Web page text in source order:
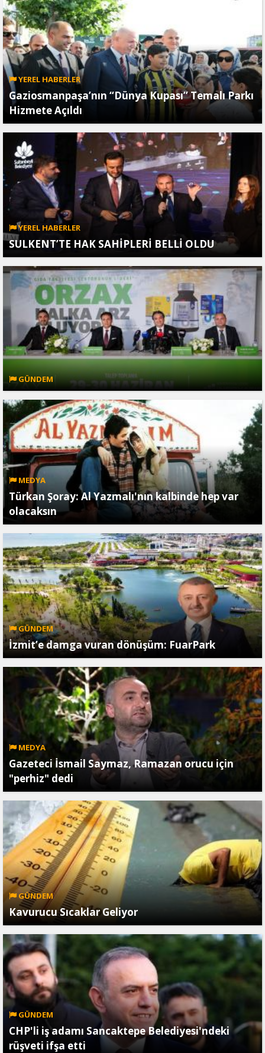
YEREL HABERLER
Gaziosmanpaşa’nın “Dünya Kupası” Temalı Parkı
Hizmete Açıldı
YEREL HABERLER
SULKENT’TE HAK SAHİPLERİ BELLİ OLDU
GÜNDEM
MEDYA
Türkan Şoray: Al Yazmalı'nın kalbinde hep var
olacaksın
GÜNDEM
İzmit’e damga vuran dönüşüm: FuarPark
MEDYA
Gazeteci İsmail Saymaz, Ramazan orucu için
"perhiz" dedi
GÜNDEM
Kavurucu Sıcaklar Geliyor
GÜNDEM
CHP'li iş adamı Sancaktepe Belediyesi'ndeki
rüşveti ifşa etti